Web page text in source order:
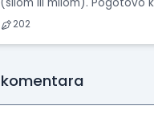
(silom ili milom). Pogotovo
202
komentara